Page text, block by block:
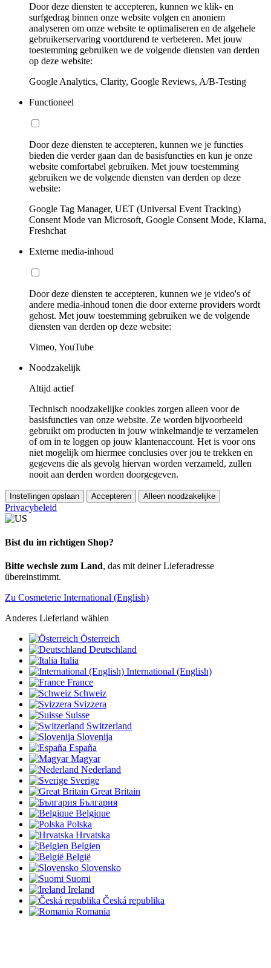
Door deze diensten te accepteren, kunnen we klik- en
surfgedrag binnen onze website volgen en anoniem
analyseren om onze website te optimaliseren en de algehele
gebruikerservaring voortdurend te verbeteren. Met jouw
toestemming gebruiken we de volgende diensten van derden
op deze website:
Google Analytics, Clarity, Google Reviews, A/B-Testing
Functioneel
Door deze diensten te accepteren, kunnen we je functies
bieden die verder gaan dan de basisfuncties en kun je onze
website comfortabel gebruiken. Met jouw toestemming
gebruiken we de volgende diensten van derden op deze
website:
Google Tag Manager, UET (Universal Event Tracking)
Consent Mode van Microsoft, Google Consent Mode, Klarna,
Freshchat
Externe media-inhoud
Door deze diensten te accepteren, kunnen we je video's of
andere media-inhoud tonen die door externe providers wordt
gehost. Met jouw toestemming gebruiken we de volgende
diensten van derden op deze website:
Vimeo, YouTube
Noodzakelijk
Altijd actief
Technisch noodzakelijke cookies zorgen alleen voor de
basisfuncties van onze website. Ze worden bijvoorbeeld
gebruikt om producten in jouw winkelmandje te verzamelen
of om in te loggen op jouw klantenaccount. Het is voor ons
niet mogelijk om hiermee conclusies over jou te trekken en
gegevens die als gevolg hiervan worden verzameld, zullen
nooit aan derden worden doorgegeven.
Instellingen opslaan Accepteren Alleen noodzakelijke
Privacybeleid
Bist du im richtigen Shop?
Bitte wechsle zum Land, das mit deiner Lieferadresse
übereinstimmt.
Zu Cosmeterie International (English)
Anderes Lieferland wählen
Österreich
Deutschland
Italia
International (English)
France
Schweiz
Svizzera
Suisse
Switzerland
Slovenija
España
Magyar
Nederland
Sverige
Great Britain
България
Belgique
Polska
Hrvatska
Belgien
België
Slovensko
Suomi
Ireland
Česká republika
Romania